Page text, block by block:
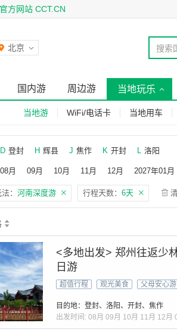
方网站 CCT.CN
北京 搜索
国内游 周边游 当地玩乐
当地游 WiFi/电话卡 当地用车
D 登封 H 辉县 J 焦作 K 开封 L 洛阳
08月 09月 10月 11月 12月 2027年01月
： 河南深度游 行程天数： 6天
<多地出发> 郑州往返少
日游
超值行程 观光美食 父母安心游
目的地：登封、洛阳、开封、焦作
出发时间: 08月 09月 10月 11月 12月